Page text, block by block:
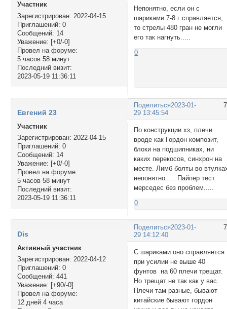
Участник
Зарегистрирован: 2022-04-15
Приглашений: 0
Сообщений: 14
Уважение: [+0/-0]
Провел на форуме:
5 часов 58 минут
Последний визит:
2023-05-19 11:36:11
Непонятно, если он с
шариками 7-8 г справляется,
то стрелы 480 гран не могли
его так нагнуть.....
0
Поделиться2023-01-
29 13:45:54
Евгений 23
Участник
Зарегистрирован: 2022-04-15
Приглашений: 0
Сообщений: 14
Уважение: [+0/-0]
Провел на форуме:
5 часов 58 минут
Последний визит:
2023-05-19 11:36:11
По конструкции хз, плечи
вроде как Гордон композит,
блоки на подшипниках, ни
каких перекосов, синхрон на
месте. Лимб болты во
непонятно..... Пайпер тест
мерседес без проблем.....
0
Поделиться2023-01-
29 14:12:40
Dis
Активный участник
Зарегистрирован: 2022-04-12
Приглашений: 0
Сообщений: 441
Уважение: [+90/-0]
Провел на форуме:
12 дней 4 часа
С шариками оно справляется
при усилии не выше 40
фунтов на 60 плечи трещат.
Но трещат не так как у вас.
Плечи там разные, бывают
китайские бывают гордон